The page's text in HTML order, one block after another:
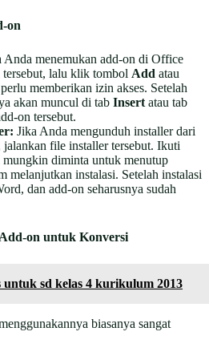
on
Anda menemukan add-on di Office
lalu klik tombol Add atau
memberikan izin akses. Setelah
akan muncul di tab Insertatau tab
on tersebut.
Jika Anda mengunduh installer dari
jalankan file installer tersebut. Ikuti
diminta untuk menutup
melanjutkan instalasi. Setelah instalasi
dan add-on seharusnya sudah
on untuk Konversi
untuk sd kelas 4 kurikulum 2013
biasanya sangat